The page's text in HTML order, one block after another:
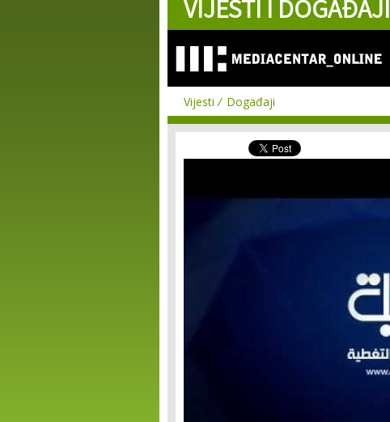
VIJESTI I DOGAĐAJI
Vijesti Događaji